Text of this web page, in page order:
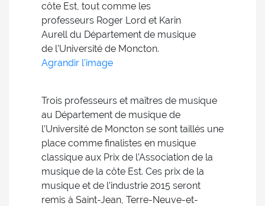
côte Est, tout comme les
professeurs Roger Lord et Karin
Aurell du Département de musique
de l’Université de Moncton.
Agrandir l'image
Trois professeurs et maîtres de musique
au Département de musique de
l’Université de Moncton se sont taillés une
place comme finalistes en musique
classique aux Prix de l’Association de la
musique de la côte Est. Ces prix de la
musique et de l’industrie 2015 seront
remis à Saint-Jean, Terre-Neuve-et-